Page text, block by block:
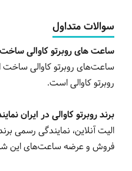
سوالات متداول
ساعت های روبرتو کاوالی
ساعت‌های روبرتو کاوالی ساخت
روبرتو کاوالی است.
برند روبرتو کاوالی در ایران
الیت آنلاین، نمایندگی رسمی
فروش و عرضه ساعت‌های این